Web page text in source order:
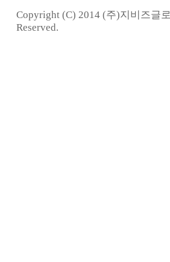
Copyright (C) 2014 (주)지비즈글
Reserved.